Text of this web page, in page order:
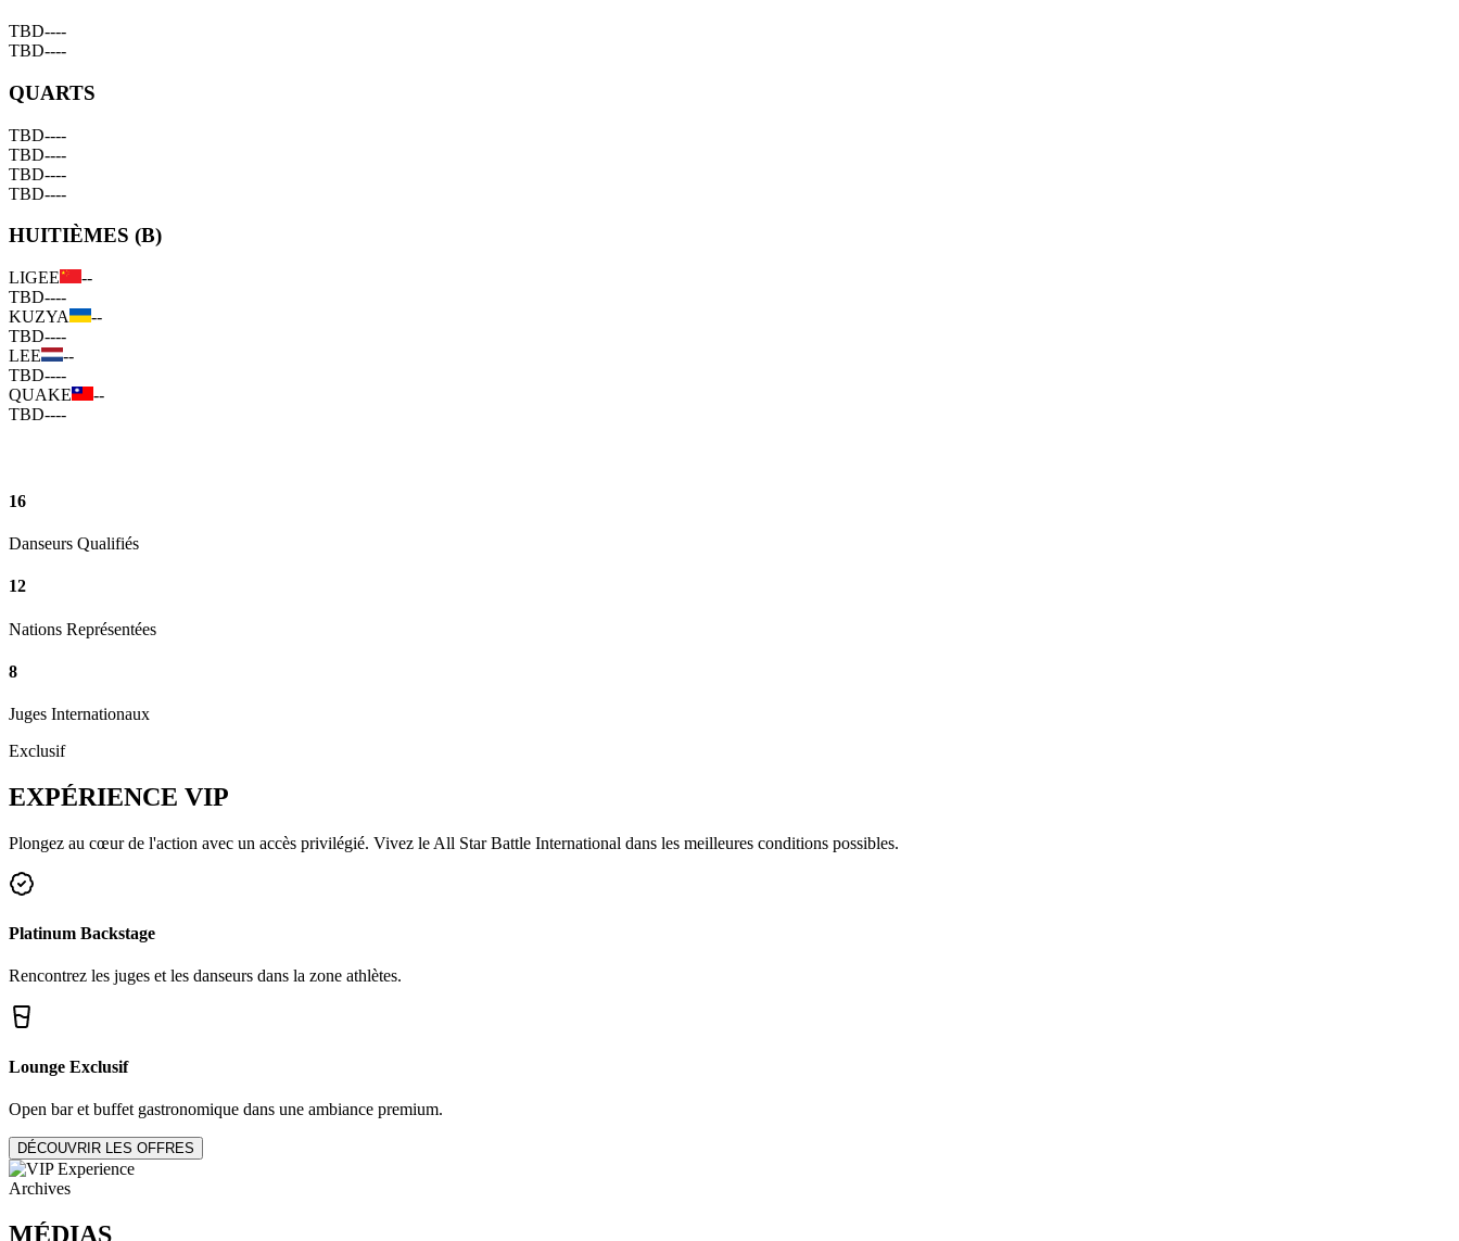
TBD----
TBD----
QUARTS
TBD----
TBD----
TBD----
TBD----
HUITIÈMES (B)
LIGEE
--
TBD----
KUZYA
--
TBD----
LEE
--
TBD----
QUAKE
--
TBD----
16
Danseurs Qualifiés
12
Nations Représentées
8
Juges Internationaux
Exclusif
EXPÉRIENCE VIP
Plongez au cœur de l'action avec un accès privilégié. Vivez le All Star Battle International dans les meilleures conditions possibles.
Platinum Backstage
Rencontrez les juges et les danseurs dans la zone athlètes.
Lounge Exclusif
Open bar et buffet gastronomique dans une ambiance premium.
DÉCOUVRIR LES OFFRES
Archives
MÉDIAS